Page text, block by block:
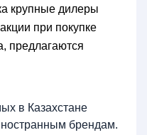
крупные дилеры
при покупке
предлагаются
в Казахстане
брендам.